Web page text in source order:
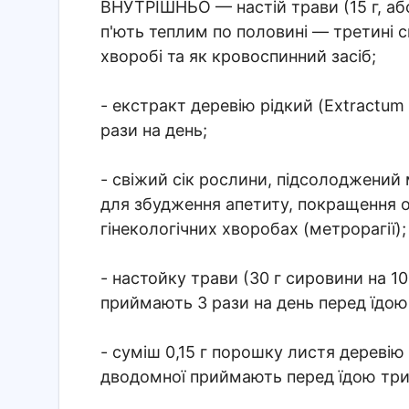
ВНУТРІШНЬО — настій трави (15 г,
п'ють теплим по половині — третині
хворобі та як кровоспинний засіб;
- екстракт деревію рідкий
рази на день;
- свіжий сік рослини,
для збудження апетиту, покращення
гінекологічних хворобах (метрорагії);
- настойку трави (30 г сировини на
приймають 3 рази на день перед
- суміш 0,15 г порошку листя
дводомної приймають перед їдою